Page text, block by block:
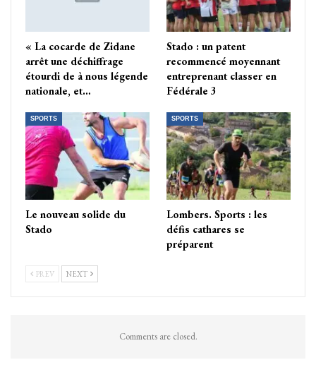
« La cocarde de Zidane
arrêt une déchiffrage
étourdi de à nous légende
nationale, et…
Stado : un patent
recommencé moyennant
entreprenant classer en
Fédérale 3
SPORTS
Le nouveau solide du
Stado
SPORTS
Lombers. Sports : les
défis cathares se
préparent
PREV NEXT
Comments are closed.